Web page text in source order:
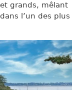
grands, mêlant
l’un des plus